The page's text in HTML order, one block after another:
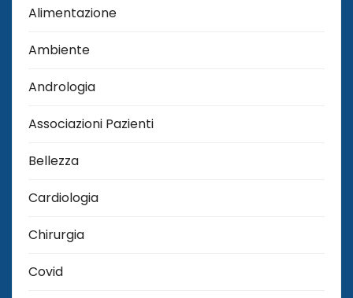
Alimentazione
Ambiente
Andrologia
Associazioni Pazienti
Bellezza
Cardiologia
Chirurgia
Covid